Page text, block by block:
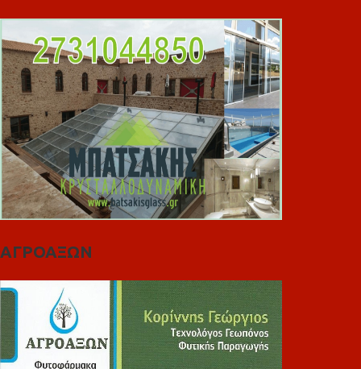
ΑΓΡΟΑΞΩΝ